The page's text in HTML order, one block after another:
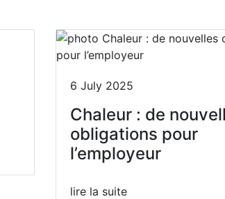
6 July 2025
Chaleur : de
obligations pour
l’employeur
lire la suite